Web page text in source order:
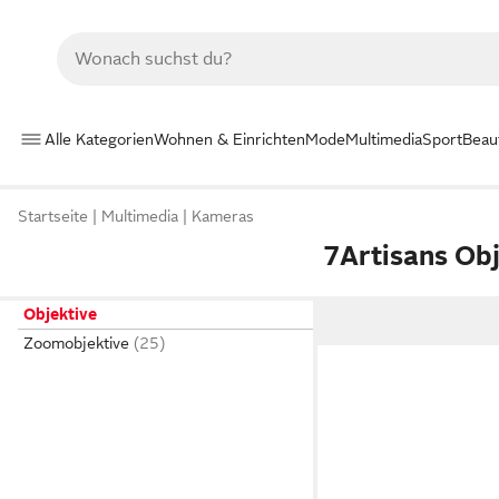
Alle KategorienWohnen & EinrichtenModeMultimediaSport
Startseite Multimedia Kameras
7Artisans
Objektive
Zoomobjektive